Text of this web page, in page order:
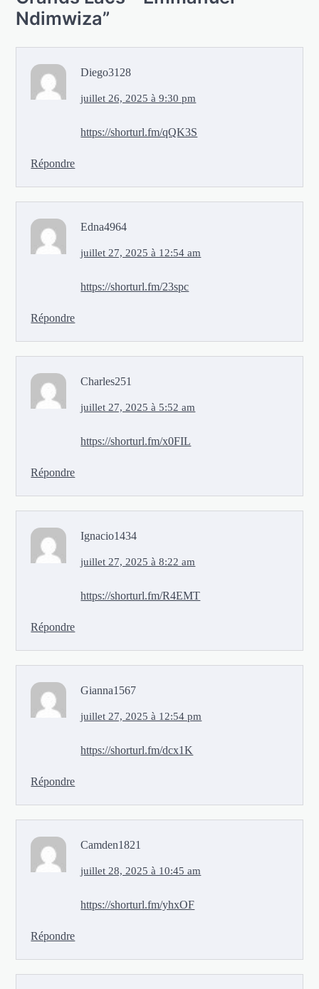
Ndimwiza”
Diego3128
juillet 26, 2025 à 9:30 pm
https://shorturl.fm/qQK3S
Répondre
Edna4964
juillet 27, 2025 à 12:54 am
https://shorturl.fm/23spc
Répondre
Charles251
juillet 27, 2025 à 5:52 am
https://shorturl.fm/x0FIL
Répondre
Ignacio1434
juillet 27, 2025 à 8:22 am
https://shorturl.fm/R4EMT
Répondre
Gianna1567
juillet 27, 2025 à 12:54 pm
https://shorturl.fm/dcx1K
Répondre
Camden1821
juillet 28, 2025 à 10:45 am
https://shorturl.fm/yhxOF
Répondre